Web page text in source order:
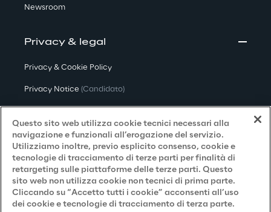
Newsroom
Privacy & legal
Privacy & Cookie Policy
Privacy Notice (Candidato)
Privacy Notice(Fornitore)
Privacy Notice (Marketing)
Accessibilità
Questo sito web utilizza cookie tecnici necessari alla
navigazione e funzionali all’erogazione del servizio.
Utilizziamo inoltre, previo esplicito consenso, cookie e
tecnologie di tracciamento di terze parti per finalità di
retargeting sulle piattaforme delle terze parti. Questo
sito web non utilizza cookie non tecnici di prima parte.
Cliccando su “Accetto tutti i cookie” acconsenti all’uso
dei cookie e tecnologie di tracciamento di terza parte.